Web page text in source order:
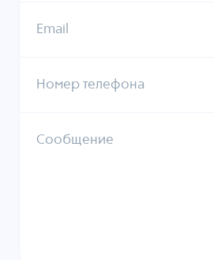
Email
Номер телефона
Сообщение